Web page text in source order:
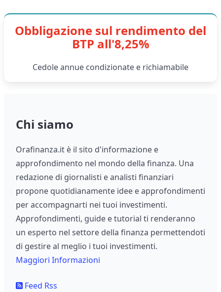
Obbligazione sul rendimento del
BTP all'8,25%
Cedole annue condizionate e richiamabile
Chi siamo
Orafinanza.it è il sito d'informazione e
approfondimento nel mondo della finanza. Una
redazione di giornalisti e analisti finanziari
propone quotidianamente idee e approfondimenti
per accompagnarti nei tuoi investimenti.
Approfondimenti, guide e tutorial ti renderanno
un esperto nel settore della finanza permettendoti
di gestire al meglio i tuoi investimenti.
Maggiori Informazioni
Feed Rss